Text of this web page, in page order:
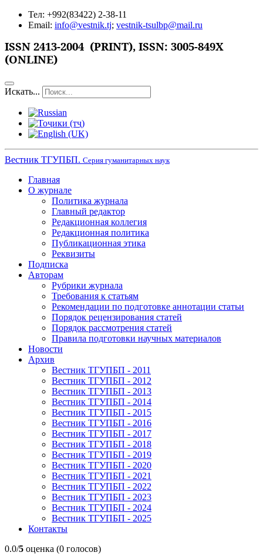
Тел: +992(83422) 2-38-11
Email: info@vestnik.tj; vestnik-tsulbp@mail.ru
ISSN 2413-2004 (PRINT), ISSN: 3005-849X
(ONLINE)
Искать...
Вестник ТГУПБП. Серия гуманитарных наук
Главная
О журнале
Политика журнала
Главный редактор
Редакционная коллегия
Редакционная политика
Публикационная этика
Реквизиты
Подписка
Авторам
Рубрики журнала
Требования к статьям
Рекомендации по подготовке аннотации статьи
Порядок рецензирования статей
Порядок рассмотрения статей
Правила подготовки научных материалов
Новости
Архив
Вестник ТГУПБП - 2011
Вестник ТГУПБП - 2012
Вестник ТГУПБП - 2013
Вестник ТГУПБП - 2014
Вестник ТГУПБП - 2015
Вестник ТГУПБП - 2016
Вестник ТГУПБП - 2017
Вестник ТГУПБП - 2018
Вестник ТГУПБП - 2019
Вестник ТГУПБП - 2020
Вестник ТГУПБП - 2021
Вестник ТГУПБП - 2022
Вестник ТГУПБП - 2023
Вестник ТГУПБП - 2024
Вестник ТГУПБП - 2025
Контакты
0.0/5 оценка (0 голосов)